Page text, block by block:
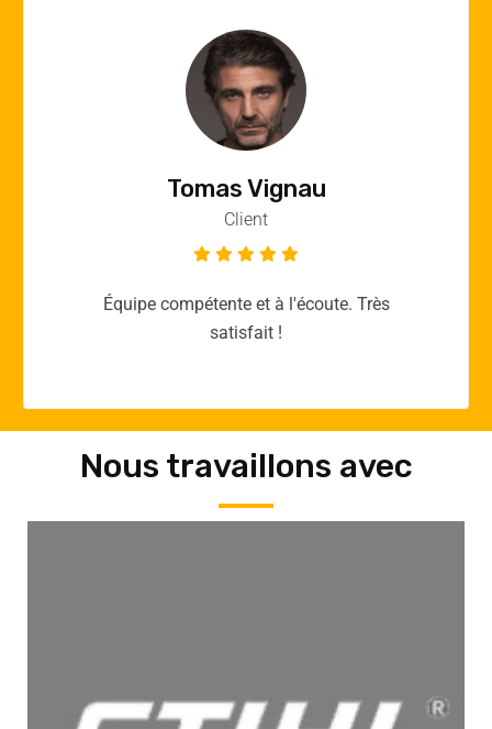
Vincent Quere
Client
Merci yellow365.work pour votre expertise!
Nous travaillons avec